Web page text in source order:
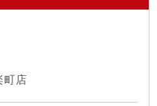
町店